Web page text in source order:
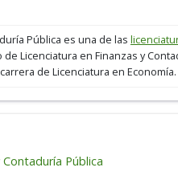
Pública es una de las
de Licenciatura en Finanzas y
de Licenciatura en Economía.
Pública